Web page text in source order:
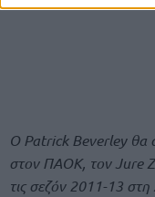
Ο Patrick Beverley θα
στον ΠΑΟΚ, τον Jure
τις σεζόν 2011-13